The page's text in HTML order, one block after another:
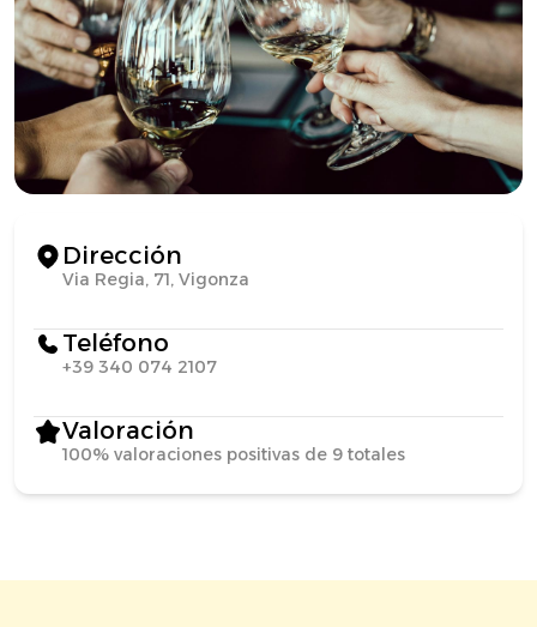
Dirección
Via Regia, 71, Vigonza
Teléfono
+39 340 074 2107
Valoración
100% valoraciones positivas de 9 totales